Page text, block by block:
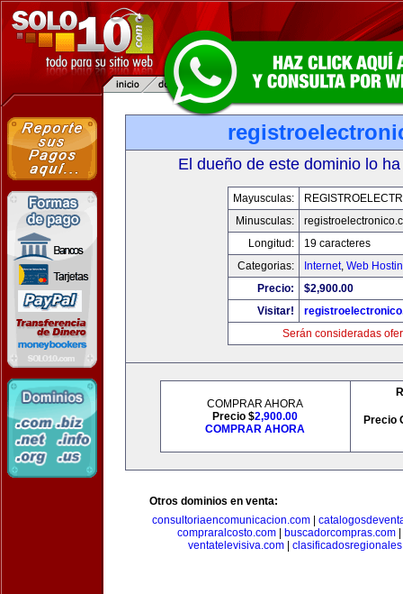
El dueño de este dominio lo
Mayusculas:
Minusculas:
Longitud:
19 caracteres
Categorias:
Internet, Web
Precio:
$2,900.00
Visitar!
Serán consideradas
COMPRAR AHORA
Precio $2,900.00
COMPRAR AHORA
Precio
Otros dominios en venta:
consultoriaencomunicacion.com
compraralcosto.com| buscadorcompras.com|
ventatelevisiva.com